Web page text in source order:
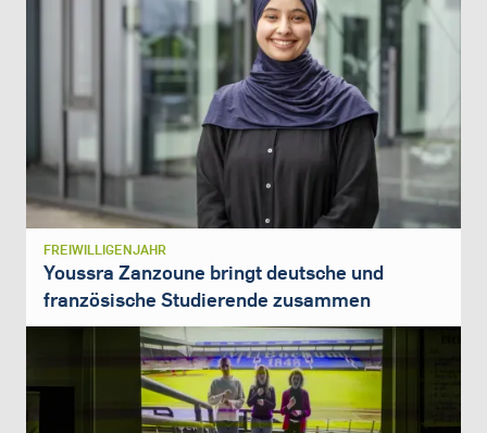
FREIWILLIGENJAHR
Youssra Zanzoune bringt deutsche und
französische Studierende zusammen